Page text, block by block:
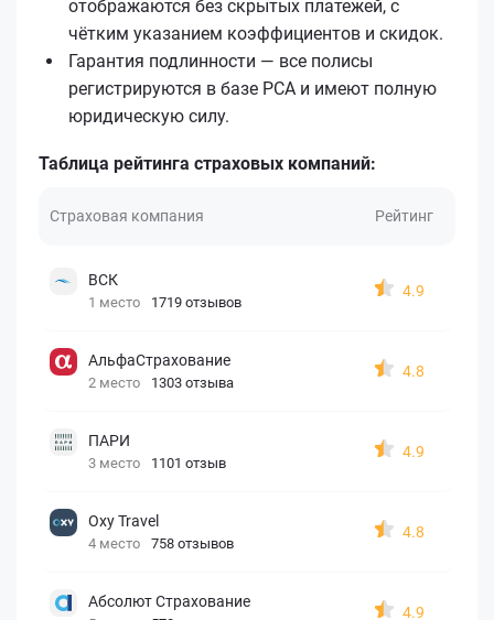
отображаются без скрытых платежей, с
чётким указанием коэффициентов и скидок.
Гарантия подлинности — все полисы
регистрируются в базе РСА и имеют полную
юридическую силу.
Таблица рейтинга страховых компаний:
Страховая компания Рейтинг
ВСК
1 место 1719 отзывов
4.9
АльфаСтрахование
2 место 1303 отзыва
4.8
ПАРИ
3 место 1101 отзыв
4.9
Oxy Travel
4 место 758 отзывов
4.8
Абсолют Страхование
4.9